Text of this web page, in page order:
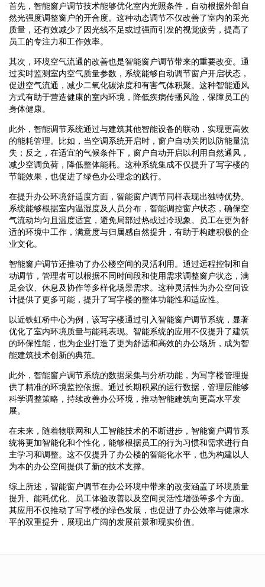
首先，智能窗户调节技术能够优化室内光照条件，自动根据外部自
然光强度调整窗户的开合度。这种动态调节不仅改善了室内的采光
质量，还有效减少了因光线不足或过强而引发的视觉疲劳，提高了
员工的专注力和工作效率。
其次，环境空气流通的改善也是智能窗户调节带来的重要改变。通
过实时监测室内空气质量参数，系统能够自动调节窗户开启状态，
促进空气流通，减少二氧化碳浓度和有害气体积聚。这种智能通风
方式有助于营造健康的室内环境，降低疾病传播风险，保障员工的
身体健康。
此外，智能调节系统通过与建筑其他智能设备的联动，实现更高效
的能耗管理。比如，当空调系统开启时，窗户自动关闭以防能量流
失；反之，在适宜的气候条件下，窗户自动开启以利用自然通风，
减少空调负荷，降低整体能耗。这种系统集成不仅提升了写字楼的
节能效果，也促进了绿色办公理念的践行。
在提升办公环境舒适度方面，智能窗户调节同样表现出独特优势。
系统能够根据室内温湿度及人员分布，智能调控窗户状态，确保空
气流动均匀且温度适宜，避免局部过热或过冷现象。员工在更为舒
适的环境中工作，满意度与归属感自然提升，有助于构建积极的企
业文化。
智能窗户调节还推动了办公楼空间的灵活利用。通过远程控制和自
动调节，管理者可以根据不同时间段和使用需求调整窗户状态，满
足会议、休息及协作等多样化场景需求。这种灵活性为办公空间设
计提供了更多可能，提升了写字楼的整体功能性和适应性。
以近铁虹桥中心为例，该写字楼通过引入智能窗户调节系统，显著
优化了室内环境质量与能耗表现。智能系统的应用不仅提升了建筑
的环保性能，也为企业打造了更为舒适和高效的办公场所，成为智
能建筑技术创新的典范。
此外，智能窗户调节系统的数据采集与分析功能，为写字楼管理提
供了精准的环境监控依据。通过长期积累的运行数据，管理层能够
科学调整策略，持续改善办公环境，推动智能建筑向更高水平发
展。
在未来，随着物联网和人工智能技术的不断进步，智能窗户调节系
统将更加智能化和个性化，能够根据员工的行为习惯和需求进行自
主学习和调整。这不仅提升了办公楼的智能化水平，也为构建以人
为本的办公空间提供了新的技术支撑。
综上所述，智能窗户调节在办公环境中带来的改变涵盖了环境质量
提升、能耗优化、员工体验改善以及空间灵活性增强等多个方面。
其应用不仅推动了写字楼的绿色发展，也促进了办公效率与健康水
平的双重提升，展现出广阔的发展前景和现实价值。